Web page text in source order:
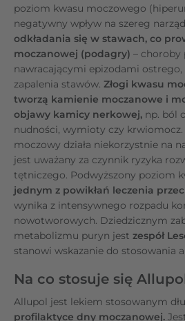
poziom kwasu moczowego
negatywny wpływ na szereg
odkładania się w stawach, co
moczanowej (podagry) – choroby
nawracającymi epizodami
zapalenia stawów. Złogi kwasu
tworzą kamienie moczanowe i
objawy kamicy nerkowej, np. ból
nudności, wymioty czy
moczowy działa niekorzystnie na
jest uważany za czynnik ryzyka
tętniczego. Podwyższony poziom
jednym z powikłań leczenia
wynika z intensywnego rozpadu
nowotworowych. Dziedzicznym
metabolizmu puryn jest zespół
stanowi wskazanie do stosowania
Na co stosuje się
Allupol jest lekiem stosowanym
profilaktyce dny moczanowej.